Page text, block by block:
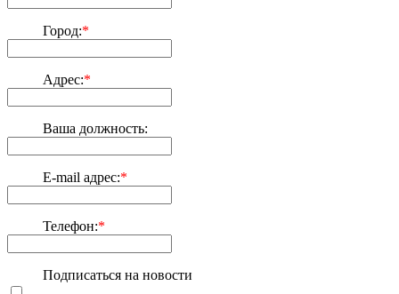
Город:*
Адрес:*
Ваша должность:
E-mail адрес:*
Телефон:*
Подписаться на новости